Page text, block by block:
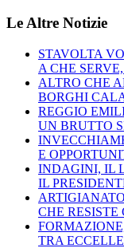
Le Altre Notizie
STAVOLTA
A CHE
ALTRO CHE
BORGHI
REGGIO
UN BRUTTO
E
INDAGINI, IL
IL
CHE
TRA